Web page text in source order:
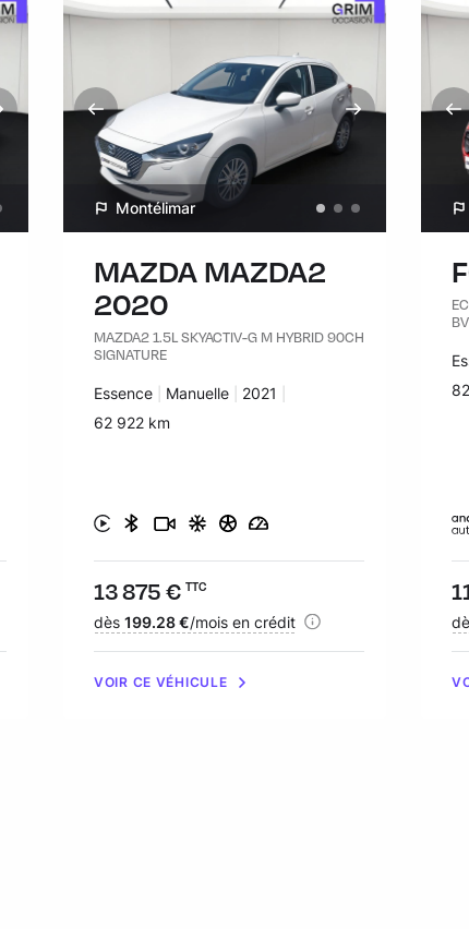
Montélimar
MAZDA MAZDA2
2020
MAZDA2 1.5L SKYACTIV-G M HYBRID 90CH
SIGNATURE
Carburant :
Essence Transmission :
Manuelle Années :
2021
Kilomètres :
62 922 km
Prix :
13 875 € TTC
Financement :
dès 199.28 €/mois en crédit
VOIR CE VÉHICULE